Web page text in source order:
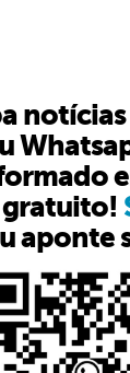
gratuito!
aponte